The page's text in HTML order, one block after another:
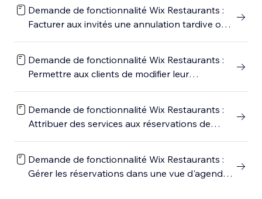
Demande de fonctionnalité Wix Restaurants :
Facturer aux invités une annulation tardive ou
Demande de fonctionnalité Wix Restaurants :
Permettre aux clients de modifier leur
Demande de fonctionnalité Wix Restaurants :
Attribuer des services aux réservations de
Demande de fonctionnalité Wix Restaurants :
Gérer les réservations dans une vue d'agenda